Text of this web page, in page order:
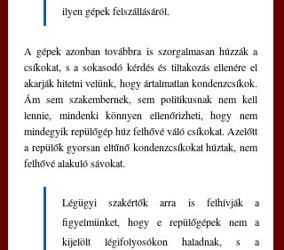
ilyen gépek felszállásáról.
A gépek azonban továbbra is szorgalmasan húzzák a
csíkokat, s a sokasodó kérdés és tiltakozás ellenére el
akarják hitetni velünk, hogy ártalmatlan kondenzcsíkok.
Ám sem szakembernek, sem politikusnak nem kell
lennie, mindenki könnyen ellenőrizheti, hogy nem
mindegyik repülőgép húz felhővé váló csíkokat. Azelőtt
a repülők gyorsan eltűnő kondenzcsíkokat húztak, nem
felhővé alakuló sávokat.
Légügyi szakértők arra is felhívják a
figyelmünket, hogy e repülőgépek nem a
kijelölt légifolyosókon haladnak, s a